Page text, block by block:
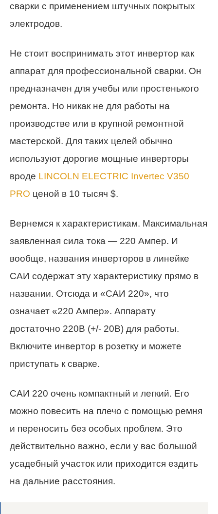
сварки с применением штучных покрытых
электродов.
Не стоит воспринимать этот инвертор как
аппарат для профессиональной сварки. Он
предназначен для учебы или простенького
ремонта. Но никак не для работы на
производстве или в крупной ремонтной
мастерской. Для таких целей обычно
используют дорогие мощные инверторы
вроде LINCOLN ELECTRIC Invertec V350
PRO ценой в 10 тысяч $.
Вернемся к характеристикам. Максимальная
заявленная сила тока — 220 Ампер. И
вообще, названия инверторов в линейке
САИ содержат эту характеристику прямо в
названии. Отсюда и «САИ 220», что
означает «220 Ампер». Аппарату
достаточно 220В (+/- 20В) для работы.
Включите инвертор в розетку и можете
приступать к сварке.
САИ 220 очень компактный и легкий. Его
можно повесить на плечо с помощью ремня
и переносить без особых проблем. Это
действительно важно, если у вас большой
усадебный участок или приходится ездить
на дальние расстояния.